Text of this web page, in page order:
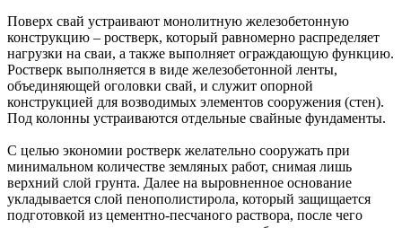
Поверх свай устраивают монолитную железобетонную
конструкцию – ростверк, который равномерно распределяет
нагрузки на сваи, а также выполняет ограждающую функцию.
Ростверк выполняется в виде железобетонной ленты,
объединяющей оголовки свай, и служит опорной
конструкцией для возводимых элементов сооружения (стен).
Под колонны устраиваются отдельные свайные фундаменты.
С целью экономии ростверк желательно сооружать при
минимальном количестве земляных работ, снимая лишь
верхний слой грунта. Далее на выровненное основание
укладывается слой пенополистирола, который защищается
подготовкой из цементно-песчаного раствора, после чего